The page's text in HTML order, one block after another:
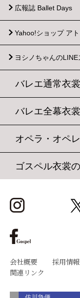
広報誌 Ballet Days
Yahoo!ショップ ア
ヨシノちゃんの
バレエ通常衣
バレエ全幕衣
オペラ・オペ
ゴスペル衣裳
会社概要 採用情報
関連リンク